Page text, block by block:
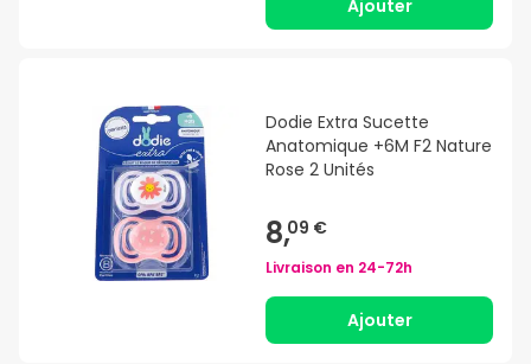
Ajouter
Dodie Extra Sucette
Anatomique +6M F2 Nature
Rose 2 Unités
8,09 €
Livraison en 24-72h
Ajouter